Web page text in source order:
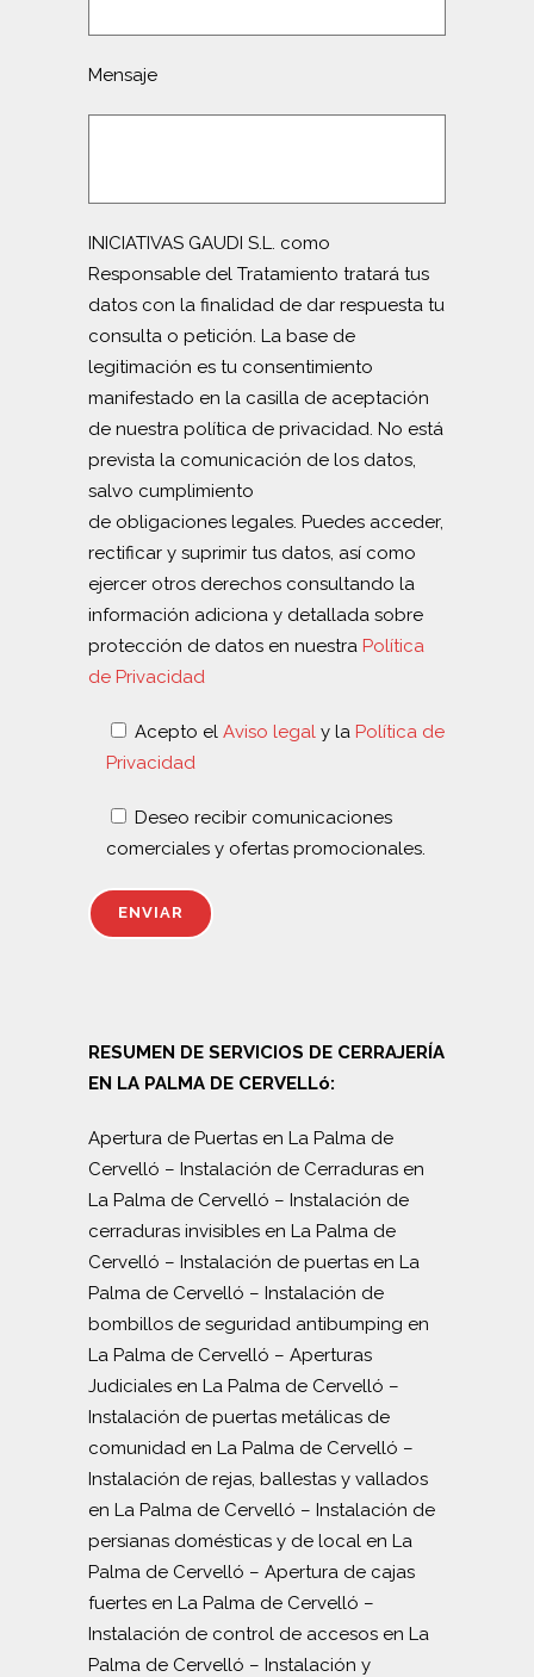
Mensaje
INICIATIVAS GAUDI S.L. como
Responsable del Tratamiento tratará tus
datos con la finalidad de dar respuesta tu
consulta o petición. La base de
legitimación es tu consentimiento
manifestado en la casilla de aceptación
de nuestra política de privacidad. No está
prevista la comunicación de los datos,
salvo cumplimiento
de obligaciones legales. Puedes acceder,
rectificar y suprimir tus datos, así como
ejercer otros derechos consultando la
información adiciona y detallada sobre
protección de datos en nuestra Política
de Privacidad
Acepto el Aviso legal y la Política de
Privacidad
Deseo recibir comunicaciones
comerciales y ofertas promocionales.
RESUMEN DE SERVICIOS DE CERRAJERÍA
EN LA PALMA DE CERVELLó:
Apertura de Puertas en La Palma de
Cervelló – Instalación de Cerraduras en
La Palma de Cervelló – Instalación de
cerraduras invisibles en La Palma de
Cervelló – Instalación de puertas en La
Palma de Cervelló – Instalación de
bombillos de seguridad antibumping en
La Palma de Cervelló – Aperturas
Judiciales en La Palma de Cervelló –
Instalación de puertas metálicas de
comunidad en La Palma de Cervelló –
Instalación de rejas, ballestas y vallados
en La Palma de Cervelló – Instalación de
persianas domésticas y de local en La
Palma de Cervelló – Apertura de cajas
fuertes en La Palma de Cervelló –
Instalación de control de accesos en La
Palma de Cervelló – Instalación y